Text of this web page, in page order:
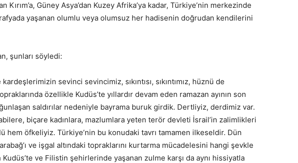
Kırım’a, Güney Asya’dan Kuzey Afrika’ya kadar, Türkiye’nin merkezinde
yaşanan olumlu veya olumsuz her hadisenin doğrudan kendilerini
şunları söyledi:
kardeşlerimizin sevinci sevincimiz, sıkıntısı, sıkıntımız, hüznü de
özellikle Kudüs’te yıllardır devam eden ramazan ayının son
saldırılar nedeniyle bayrama buruk girdik. Dertliyiz, derdimiz var.
biçare kadınlara, mazlumlara yeten terör devleti İsrail’in zalimlikleri
hem öfkeliyiz. Türkiye’nin bu konudaki tavrı tamamen ilkeseldir. Dün
ve işgal altındaki topraklarını kurtarma mücadelesini hangi şevkle
ve Filistin şehirlerinde yaşanan zulme karşı da aynı hissiyatla